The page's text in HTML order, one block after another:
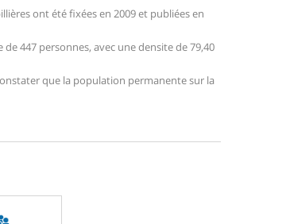
ont été fixées en 2009 et publiées en
447 personnes, avec une densite de 79,40
que la population permanente sur la